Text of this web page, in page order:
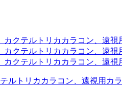
クテルトリカカラコン、遠
クテルトリカカラコン、遠
クテルトリカカラコン、遠
ルトリカカラコン、遠視用カ